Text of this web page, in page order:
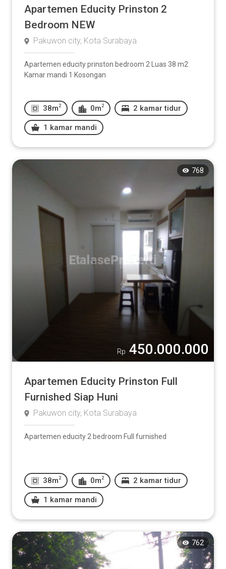
Apartemen Educity Prinston 2
Bedroom NEW
Pakuwon city, Kota Surabaya
Apartemen educity prinston bedroom 2 Luas 38 m2
Kamar mandi 1 Kosongan
38m 2 0m 2 2 kamar tidur
1 kamar mandi
768
Rp 450.000.000
Apartemen Educity Prinston Full
Furnished Siap Huni
Pakuwon city, Kota Surabaya
Apartemen educity 2 bedroom Full furnished
38m 2 0m 2 2 kamar tidur
1 kamar mandi
762